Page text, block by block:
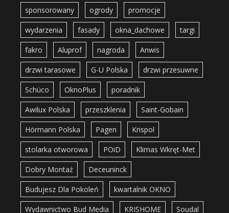
sponsorowany ogrody promocje
wydarzenia fasady okna_dachowe targi
fakro Aluprof nagroda Anwis
drzwi tarasowe G-U Polska drzwi przesuwne
Schüco OknoPlus poradnik
Awilux Polska przeszklenia Saint-Gobain
Hörmann Polska Pagen Krispol
stolarka otworowa POiD Klimas Wkręt-Met
Dobry Montaż Deceuninck
Budujesz Dla Pokoleń kwartalnik OKNO
Wydawnictwo Bud Media KRISHOME Soudal